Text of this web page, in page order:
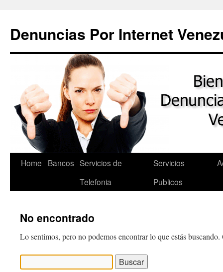
contenido
Denuncias Por Internet
Home Bancos Servicios de
Telefonia
Servicios
Publicos
No encontrado
Lo sentimos, pero no podemos encontrar lo que estás